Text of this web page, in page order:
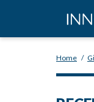
Home /